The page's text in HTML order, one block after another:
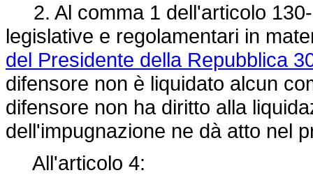
2. Al comma 1 dell'articolo
legislative e regolamentari in
del Presidente della Repubblica
difensore non è liquidato alcun
difensore non ha diritto alla
dell'impugnazione ne dà atto nel
All'articolo 4: